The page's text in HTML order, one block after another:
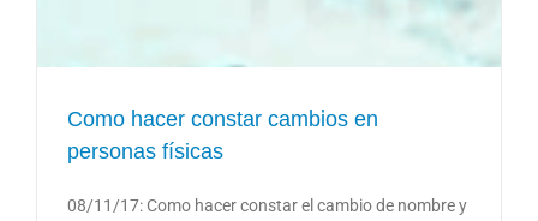
Como hacer constar cambios en
personas físicas
08/11/17: Como hacer constar el cambio de nombre y